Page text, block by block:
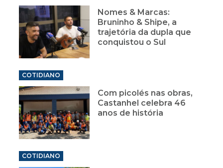
Nomes & Marcas:
Bruninho & Shipe, a
trajetória da dupla que
conquistou o Sul
COTIDIANO
Com picolés nas obras,
Castanhel celebra 46
anos de história
COTIDIANO